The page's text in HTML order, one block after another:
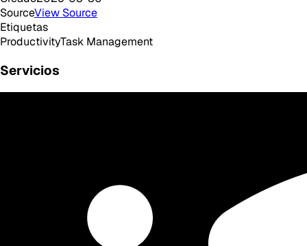
SourceView Source
Etiquetas
ProductivityTask Management
Servicios